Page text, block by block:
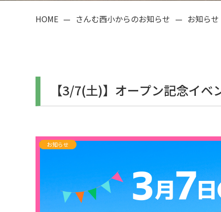
HOME — さんむ西小からのお知らせ — お知らせ
【3/7(土)】オープン記念イベ
お知らせ